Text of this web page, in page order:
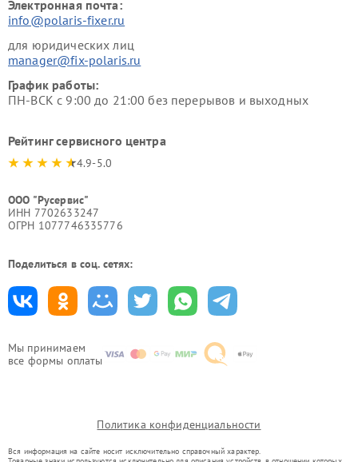
Мы принимаем
все формы оплаты
Электронная почта:
info@polaris-fixer.ru
для юридических лиц
manager@fix-polaris.ru
График работы:
ПН-ВСК с 9:00 до 21:00 без перерывов и выходных
Рейтинг сервисного центра
4.9-5.0
ООО "Русервис"
ИНН 7702633247
ОГРН 1077746335776
Поделиться в соц. сетях:
Политика конфиденциальности
Вся информация на сайте носит исключительно справочный характер.